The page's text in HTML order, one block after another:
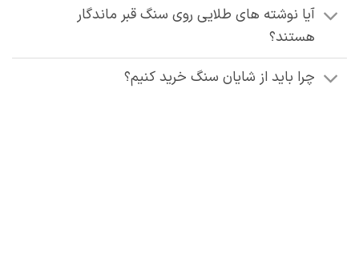
آیا نوشته‌ های طلایی روی سنگ قبر ماندگار
هستند؟
چرا باید از شایان سنگ خرید کنیم؟